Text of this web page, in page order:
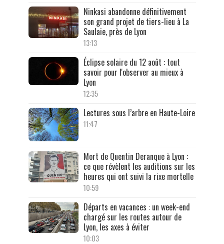
Ninkasi abandonne définitivement
son grand projet de tiers-lieu à La
Saulaie, près de Lyon
13:13
Éclipse solaire du 12 août : tout
savoir pour l'observer au mieux à
Lyon
12:35
Lectures sous l’arbre en Haute-Loire
11:47
Mort de Quentin Deranque à Lyon :
ce que révèlent les auditions sur les
heures qui ont suivi la rixe mortelle
10:59
Départs en vacances : un week-end
chargé sur les routes autour de
Lyon, les axes à éviter
10:03